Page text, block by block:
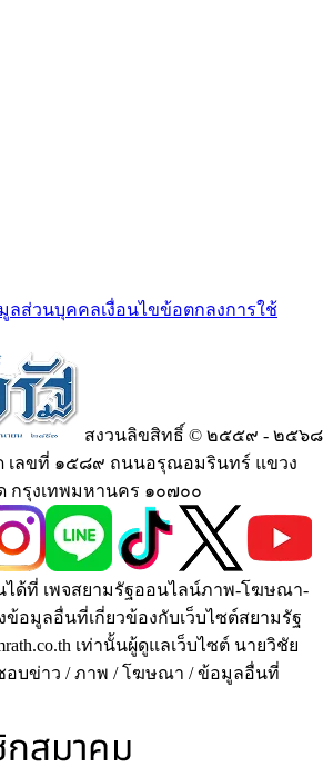
ลส่วนบุคคลเงื่อนไขข้อตกลงการใช้
สงวนลิขสิทธิ์ © ๒๕๕๙ - ๒๕๖๘
เลขที่ ๑๕๘๙ ถนนอรุณอมรินทร์ แขวง
กรุงเทพมหานคร ๑๐๗๐๐
ได้ที่ เพจสยามรัฐออนไลน์ภาพ-โฆษณา-
อมูลอื่นที่เกี่ยวข้องกับเว็บไซต์สยามรัฐ
เท่านั้นผู้ดูแลเว็บไซต์ นายวิชัย
อบข่าว / ภาพ / โฆษณา / ข้อมูลอื่นที่